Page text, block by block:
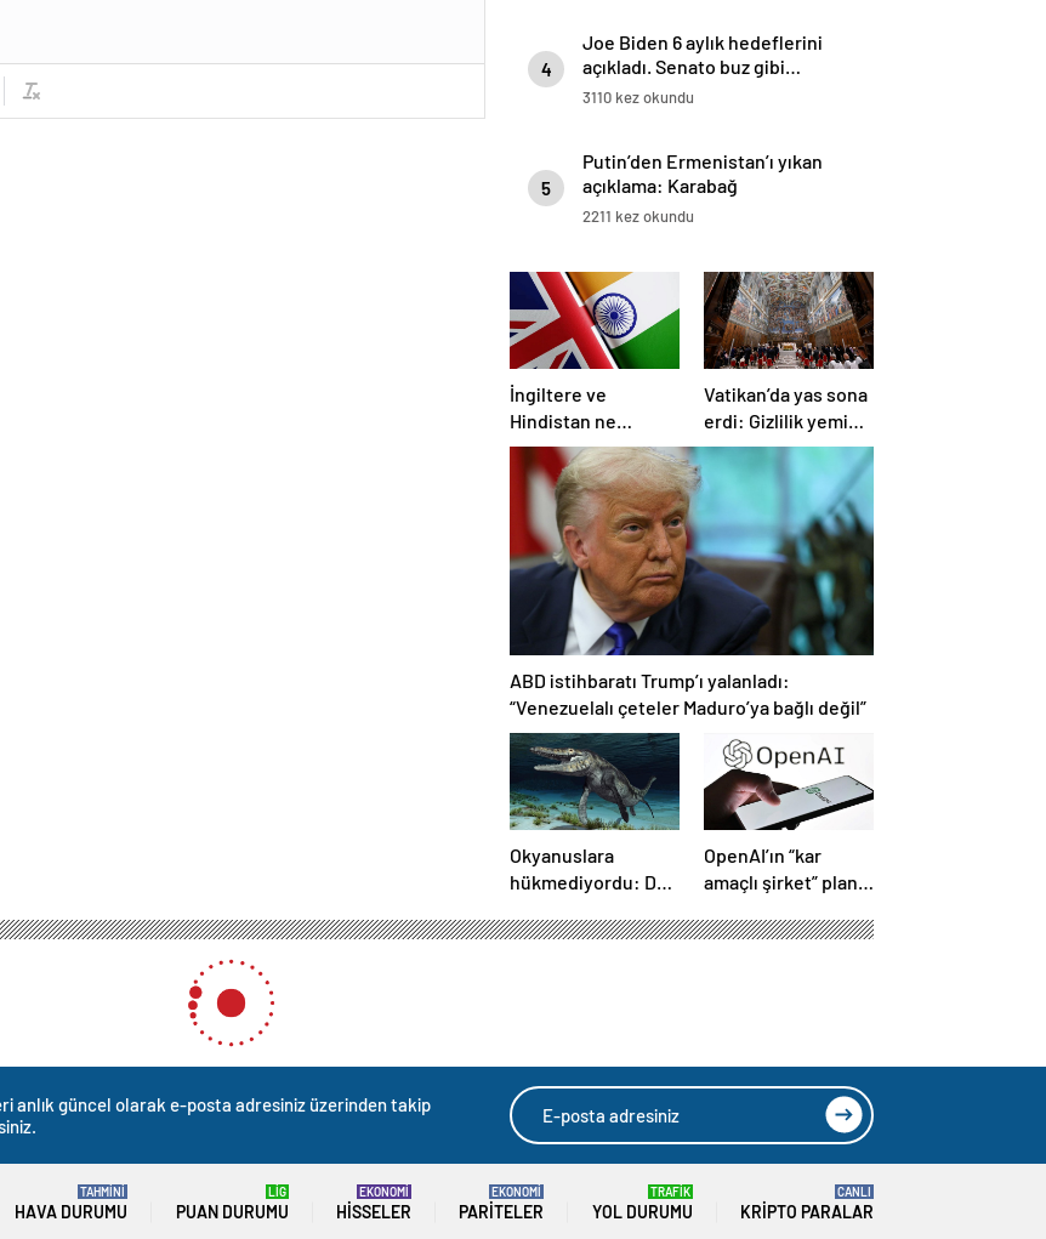
4
Joe Biden 6 aylık hedeflerini
açıkladı. Senato buz gibi…
3110 kez okundu
5
Putin’den Ermenistan’ı yıkan
açıklama: Karabağ
Azerbaycan’ın ayrılmaz bir
2211 kez okundu
İngiltere ve
Hindistan ne
üzerine anlaştı?
Vatikan’da yas sona
erdi: Gizlilik yemini
edildi, seçim
başlıyor
ABD istihbaratı Trump’ı yalanladı:
“Venezuelalı çeteler Maduro’ya bağlı değil”
Okyanuslara
hükmediyordu: Dev
bulundu
OpenAI’ın “kar
amaçlı şirket” planı
anlık güncel olarak e-posta adresiniz üzerinden takip
HAVA DURUMU
TAHMİNİ
PUAN DURUMU
LİG
HISSELER
EKONOMİ
PARITELER
EKONOMİ
YOL DURUMU
TRAFİK
KRIPTO PARALAR
CANLI